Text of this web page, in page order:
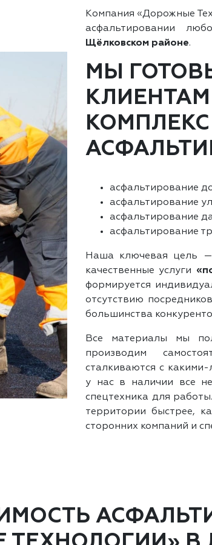
Компания «Дорожные
асфальтировании
Щёлковском районе.
МЫ
КОМПЛЕКС
асфальтирование
асфальтирование
асфальтирование
асфальтирование
Наша ключевая цель —
качественные услуги
формируется
отсутствию
большинства
Все материалы мы
производим
сталкиваются с
у нас в наличии все
спецтехника для
территории быстрее,
сторонних компаний и